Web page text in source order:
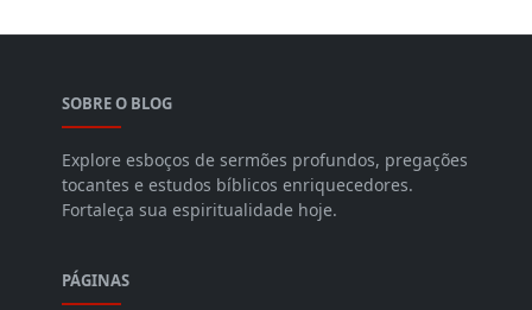
SOBRE O BLOG
Explore esboços de sermões profundos, pregações
tocantes e estudos bíblicos enriquecedores.
Fortaleça sua espiritualidade hoje.
PÁGINAS